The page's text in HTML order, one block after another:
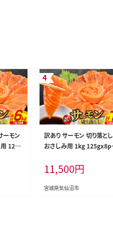
ーモン
125g
お刺
個包
訳あり サーモン 切り落とし
おさしみ用 1kg 125gx8p
20564313] 魚 魚介類 鮭 お
刺し身 刺し身 刺身 生 生食
個包装 チリ銀鮭 銀鮭 海鮮
11,500円
宮城県気仙沼市